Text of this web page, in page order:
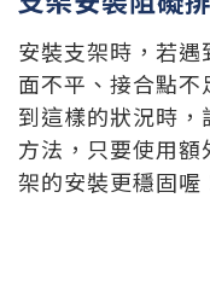
安裝支架時，若
面不平、接合點
到這樣的狀況時
方法，只要使用
架的安裝更穩固喔